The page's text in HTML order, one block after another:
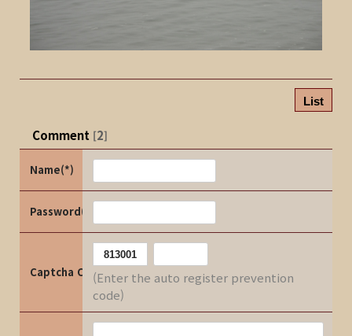
List
Comment [2]
Name(*)
Password(*)
Captcha Code(Enter the auto register prevention
code)